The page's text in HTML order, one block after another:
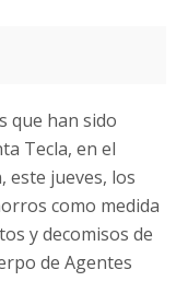
que han sido
Tecla, en el
este jueves, los
como medida
y decomisos de
de Agentes